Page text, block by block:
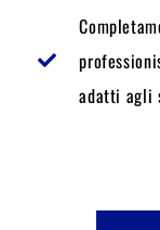
adatti agli